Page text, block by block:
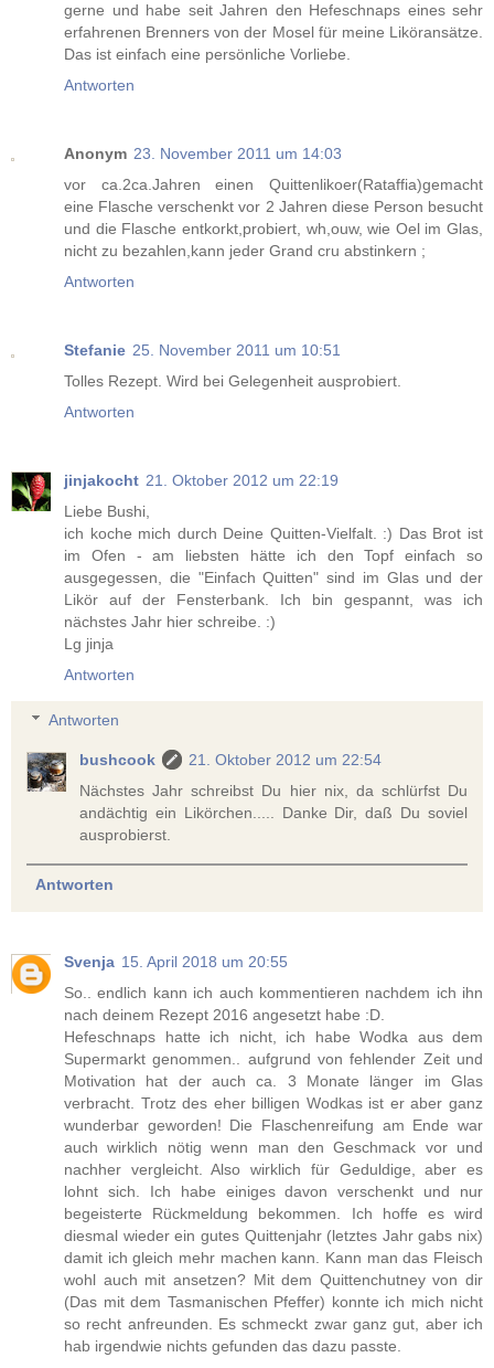
gerne und habe seit Jahren den Hefeschnaps eines sehr
erfahrenen Brenners von der Mosel für meine Liköransätze.
Das ist einfach eine persönliche Vorliebe.
Antworten
Anonym 23. November 2011 um 14:03
vor ca.2ca.Jahren einen Quittenlikoer(Rataffia)gemacht
eine Flasche verschenkt vor 2 Jahren diese Person besucht
und die Flasche entkorkt,probiert, wh,ouw, wie Oel im Glas,
nicht zu bezahlen,kann jeder Grand cru abstinkern ;
Antworten
Stefanie 25. November 2011 um 10:51
Tolles Rezept. Wird bei Gelegenheit ausprobiert.
Antworten
jinjakocht 21. Oktober 2012 um 22:19
Liebe Bushi,
ich koche mich durch Deine Quitten-Vielfalt. :) Das Brot ist
im Ofen - am liebsten hätte ich den Topf einfach so
ausgegessen, die "Einfach Quitten" sind im Glas und der
Likör auf der Fensterbank. Ich bin gespannt, was ich
nächstes Jahr hier schreibe. :)
Lg jinja
Antworten
Antworten
bushcook
21. Oktober 2012 um 22:54
Nächstes Jahr schreibst Du hier nix, da schlürfst Du
andächtig ein Likörchen..... Danke Dir, daß Du soviel
ausprobierst.
Antworten
Svenja 15. April 2018 um 20:55
So.. endlich kann ich auch kommentieren nachdem ich ihn
nach deinem Rezept 2016 angesetzt habe :D.
Hefeschnaps hatte ich nicht, ich habe Wodka aus dem
Supermarkt genommen.. aufgrund von fehlender Zeit und
Motivation hat der auch ca. 3 Monate länger im Glas
verbracht. Trotz des eher billigen Wodkas ist er aber ganz
wunderbar geworden! Die Flaschenreifung am Ende war
auch wirklich nötig wenn man den Geschmack vor und
nachher vergleicht. Also wirklich für Geduldige, aber es
lohnt sich. Ich habe einiges davon verschenkt und nur
begeisterte Rückmeldung bekommen. Ich hoffe es wird
diesmal wieder ein gutes Quittenjahr (letztes Jahr gabs nix)
damit ich gleich mehr machen kann. Kann man das Fleisch
wohl auch mit ansetzen? Mit dem Quittenchutney von dir
(Das mit dem Tasmanischen Pfeffer) konnte ich mich nicht
so recht anfreunden. Es schmeckt zwar ganz gut, aber ich
hab irgendwie nichts gefunden das dazu passte.